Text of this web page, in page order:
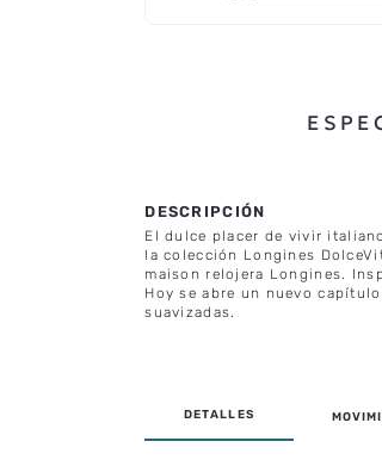
El dulce placer de vivir
la colección Longines
maison relojera Longines.
Hoy se abre un nuevo
suavizadas.